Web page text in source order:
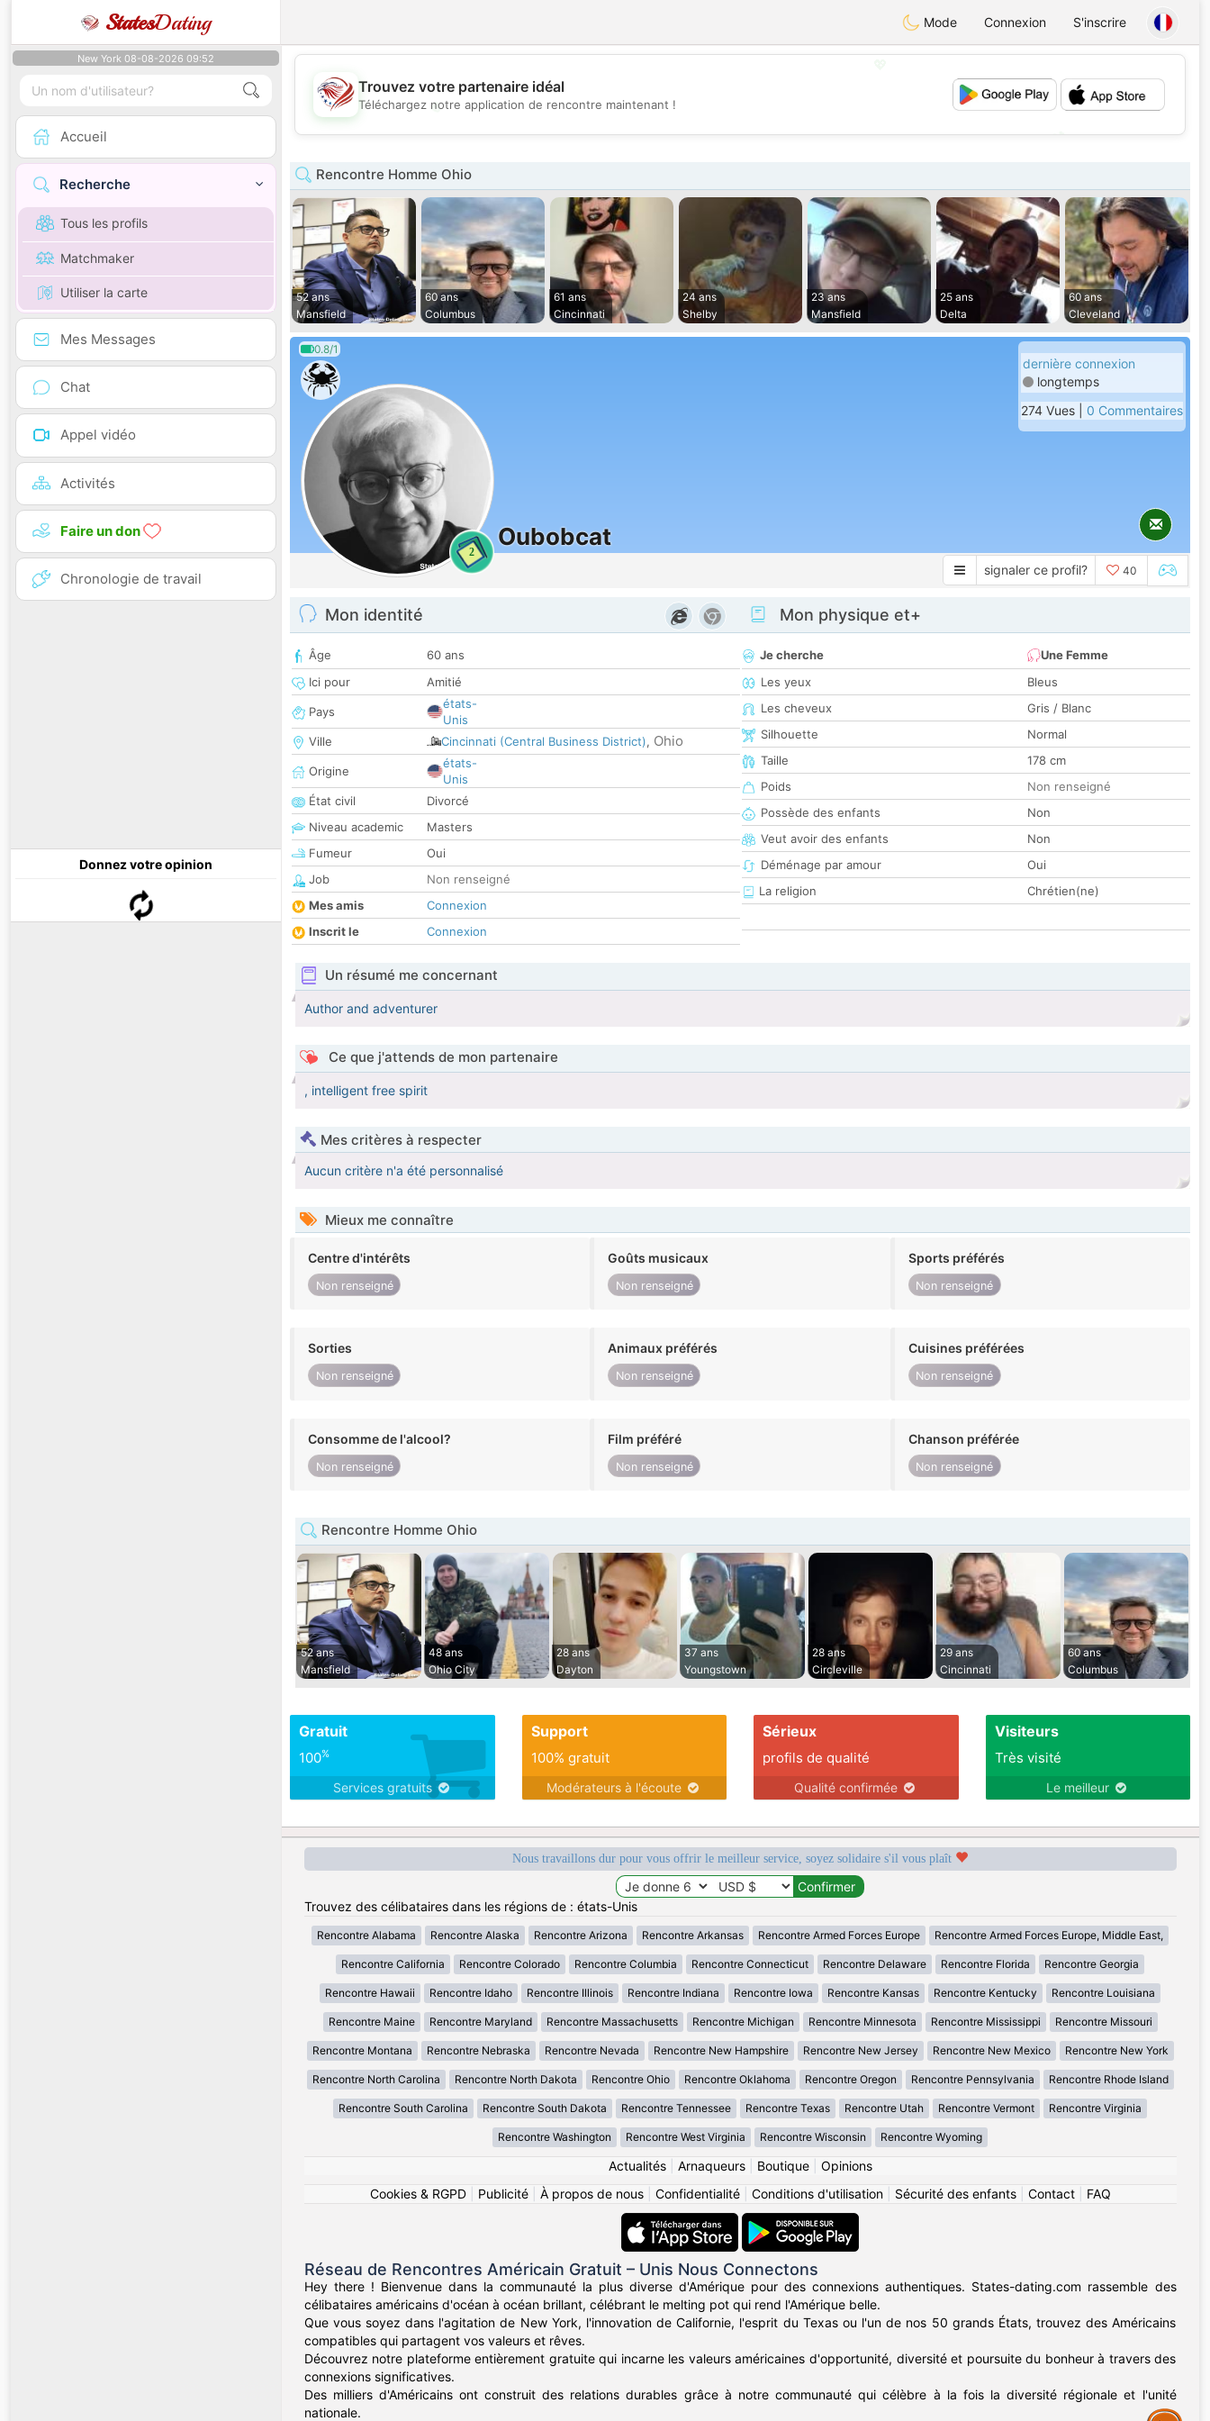
StatesDating Mode Connexion S'inscrire
New York 08-08-2026 09:52
Accueil
Recherche
Tous les profils
Matchmaker
Utiliser la carte
Mes Messages
Chat
Appel vidéo
Activités
Faire un don
Chronologie de travail
Donnez votre opinion
💕
Trouvez votre partenaire idéal
Téléchargez notre application de rencontre maintenant !
Rencontre Homme Ohio
52 ans
Mansfield
60 ans
Columbus
61 ans
Cincinnati
24 ans
Shelby
23 ans
Mansfield
25 ans
Delta
60 ans
Cleveland
0.8/1
2
Oubobcat
dernière connexion
longtemps
274 Vues | 0 Commentaires
signaler ce profil? 40
Mon identité
Âge
60 ans
Ici pour
Amitié
Pays
états-
Unis
Ville
Cincinnati (Central Business District), Ohio
Origine
états-
Unis
État civil
Divorcé
Niveau academic
Masters
Fumeur
Oui
Job
Non renseigné
Mes amis
Connexion
Inscrit le
Connexion
Mon physique et+
Je cherche
Une Femme
Les yeux
Bleus
Les cheveux
Gris / Blanc
Silhouette
Normal
Taille
178 cm
Poids
Non renseigné
Possède des enfants
Non
Veut avoir des enfants
Non
Déménage par amour
Oui
La religion
Chrétien(ne)
Un résumé me concernant
Author and adventurer
Ce que j'attends de mon partenaire
, intelligent free spirit
Mes critères à respecter
Aucun critère n'a été personnalisé
Mieux me connaître
Centre d'intérêts
Non renseigné
Goûts musicaux
Non renseigné
Sports préférés
Non renseigné
Sorties
Non renseigné
Animaux préférés
Non renseigné
Cuisines préférées
Non renseigné
Consomme de l'alcool?
Non renseigné
Film préféré
Non renseigné
Chanson préférée
Non renseigné
Rencontre Homme Ohio
52 ans
Mansfield
48 ans
Ohio City
28 ans
Dayton
37 ans
Youngstown
28 ans
Circleville
29 ans
Cincinnati
60 ans
Columbus
Gratuit
100%
Services gratuits
Support
100% gratuit
Modérateurs à l'écoute
Sérieux
profils de qualité
Qualité confirmée
Visiteurs
Très visité
Le meilleur
Nous travaillons dur pour vous offrir le meilleur service, soyez solidaire s'il vous plaît
Trouvez des célibataires dans les régions de : états-Unis
Rencontre Alabama Rencontre Alaska Rencontre Arizona Rencontre Arkansas Rencontre Armed Forces Europe Rencontre Armed Forces Europe, Middle East,
Rencontre California Rencontre Colorado Rencontre Columbia Rencontre Connecticut Rencontre Delaware Rencontre Florida Rencontre Georgia
Rencontre Hawaii Rencontre Idaho Rencontre Illinois Rencontre Indiana Rencontre Iowa Rencontre Kansas Rencontre Kentucky Rencontre Louisiana
Rencontre Maine Rencontre Maryland Rencontre Massachusetts Rencontre Michigan Rencontre Minnesota Rencontre Mississippi Rencontre Missouri
Rencontre Montana Rencontre Nebraska Rencontre Nevada Rencontre New Hampshire Rencontre New Jersey Rencontre New Mexico Rencontre New York
Rencontre North Carolina Rencontre North Dakota Rencontre Ohio Rencontre Oklahoma Rencontre Oregon Rencontre Pennsylvania Rencontre Rhode Island
Rencontre South Carolina Rencontre South Dakota Rencontre Tennessee Rencontre Texas Rencontre Utah Rencontre Vermont Rencontre Virginia
Rencontre Washington Rencontre West Virginia Rencontre Wisconsin Rencontre Wyoming
Actualités| Arnaqueurs| Boutique| Opinions
Cookies & RGPD| Publicité| À propos de nous| Confidentialité| Conditions d'utilisation| Sécurité des enfants| Contact| FAQ
Réseau de Rencontres Américain Gratuit – Unis Nous Connectons
Hey there ! Bienvenue dans la communauté la plus diverse d'Amérique pour des connexions authentiques. States-dating.com rassemble des
célibataires américains d'océan à océan brillant, célébrant le melting pot qui rend l'Amérique belle.
Que vous soyez dans l'agitation de New York, l'innovation de Californie, l'esprit du Texas ou l'un de nos 50 grands États, trouvez des Américains
compatibles qui partagent vos valeurs et rêves.
Découvrez notre plateforme entièrement gratuite qui incarne les valeurs américaines d'opportunité, diversité et poursuite du bonheur à travers des
connexions significatives.
Des milliers d'Américains ont construit des relations durables grâce à notre communauté qui célèbre à la fois la diversité régionale et l'unité
nationale.